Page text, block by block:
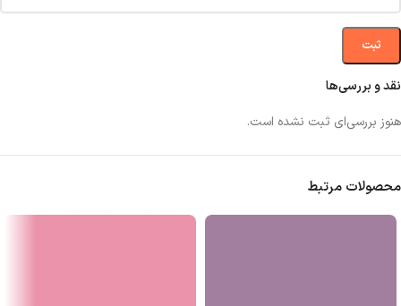
نقد و بررسی‌ها
هنوز بررسی‌ای ثبت نشده است.
محصولات مرتبط